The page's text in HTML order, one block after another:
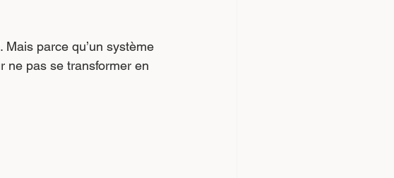
Mais parce qu’un système
ne pas se transformer en